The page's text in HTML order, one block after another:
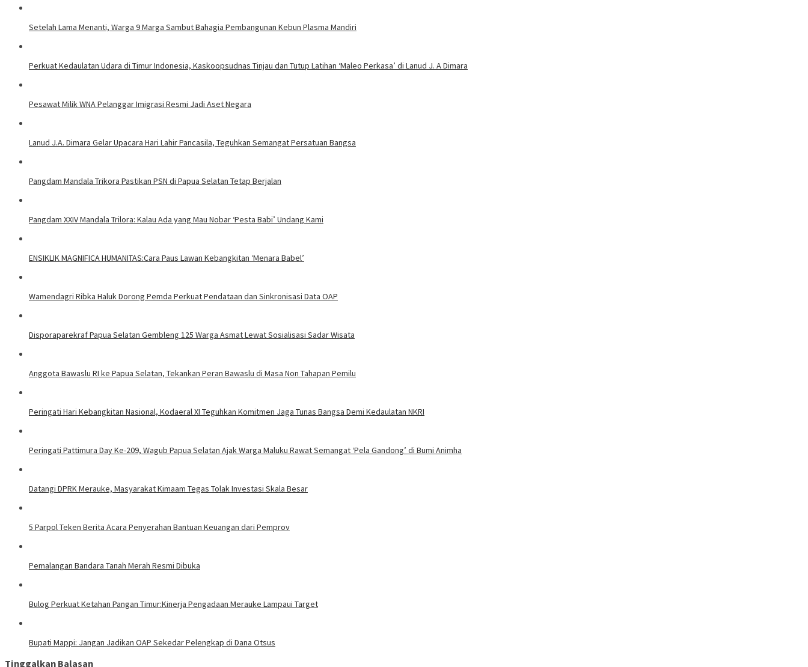
Setelah Lama Menanti, Warga 9 Marga Sambut Bahagia Pembangunan Kebun Plasma Mandiri
Perkuat Kedaulatan Udara di Timur Indonesia, Kaskoopsudnas Tinjau dan Tutup Latihan ‘Maleo Perkasa’ di Lanud J. A Dimara
Pesawat Milik WNA Pelanggar Imigrasi Resmi Jadi Aset Negara
Lanud J.A. Dimara Gelar Upacara Hari Lahir Pancasila, Teguhkan Semangat Persatuan Bangsa
Pangdam Mandala Trikora Pastikan PSN di Papua Selatan Tetap Berjalan
​Pangdam XXIV Mandala Trilora: Kalau Ada yang Mau Nobar ‘Pesta Babi’ Undang Kami
ENSIKLIK MAGNIFICA HUMANITAS:Cara Paus Lawan Kebangkitan ‘Menara Babel’
Wamendagri Ribka Haluk Dorong Pemda Perkuat Pendataan dan Sinkronisasi Data OAP
Disporaparekraf Papua Selatan Gembleng 125 Warga Asmat Lewat Sosialisasi Sadar Wisata
Anggota Bawaslu RI ke Papua Selatan, Tekankan Peran Bawaslu di Masa Non Tahapan Pemilu
Peringati Hari Kebangkitan Nasional, Kodaeral XI Teguhkan Komitmen Jaga Tunas Bangsa Demi Kedaulatan NKRI
Peringati Pattimura Day Ke-209, Wagub Papua Selatan Ajak Warga Maluku Rawat Semangat ‘Pela Gandong’ di Bumi Animha
Datangi DPRK Merauke, Masyarakat Kimaam Tegas Tolak Investasi Skala Besar
5 Parpol Teken Berita Acara Penyerahan Bantuan Keuangan dari Pemprov
Pemalangan Bandara Tanah Merah Resmi Dibuka
Bulog Perkuat Ketahan Pangan Timur:Kinerja Pengadaan Merauke Lampaui Target
Bupati Mappi: Jangan Jadikan OAP Sekedar Pelengkap di Dana Otsus
Tinggalkan Balasan